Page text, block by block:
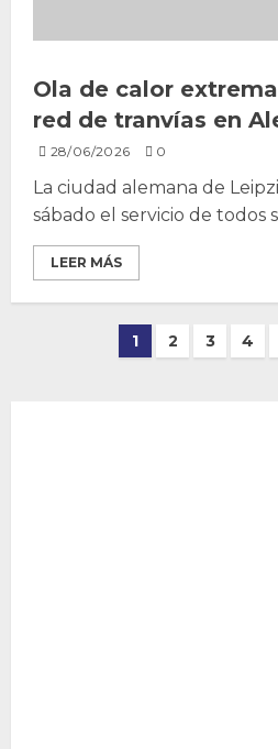
Ola de calor
red de tranvías en
28/06/2026 0
La ciudad alemana de
sábado el servicio de todos
LEER MÁS
Paginación
1 2 3 4